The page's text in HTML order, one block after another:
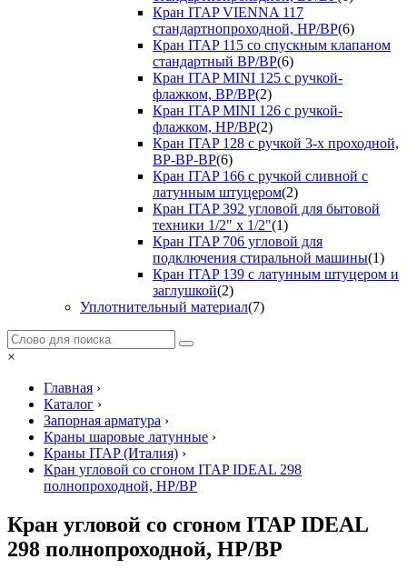
Кран ITAP VIENNA 117
стандартнопроходной, НР/ВР(6)
Кран ITAP 115 со спускным клапаном
стандартный ВР/ВР(6)
Кран ITAP MINI 125 с ручкой-
флажком, ВР/ВР(2)
Кран ITAP MINI 126 с ручкой-
флажком, НР/ВР(2)
Кран ITAP 128 с ручкой 3-х проходной,
ВР-ВР-ВР(6)
Кран ITAP 166 с ручкой сливной с
латунным штуцером(2)
Кран ITAP 392 угловой для бытовой
техники 1/2" х 1/2"(1)
Кран ITAP 706 угловой для
подключения стиральной машины(1)
Кран ITAP 139 с латунным штуцером и
заглушкой(2)
Уплотнительный материал(7)
×
Главная ›
Каталог ›
Запорная арматура ›
Краны шаровые латунные ›
Краны ITAP (Италия) ›
Кран угловой со сгоном ITAP IDEAL 298
полнопроходной, НР/ВР
Кран угловой со сгоном ITAP IDEAL
298 полнопроходной, НР/ВР